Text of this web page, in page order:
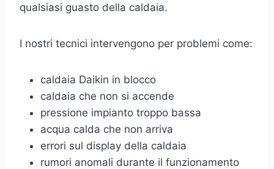
qualsiasi guasto della caldaia.
I nostri tecnici intervengono per problemi come:
caldaia Daikin in blocco
caldaia che non si accende
pressione impianto troppo bassa
acqua calda che non arriva
errori sul display della caldaia
rumori anomali durante il funzionamento